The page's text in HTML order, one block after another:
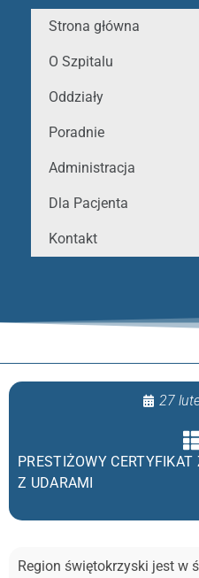
Strona główna
O Szpitalu
Oddziały
Poradnie
Administracja
Dla Pacjenta
Kontakt
27
PRESTIŻOWY
Z UDARAMI
Region świętokrzyski jest w